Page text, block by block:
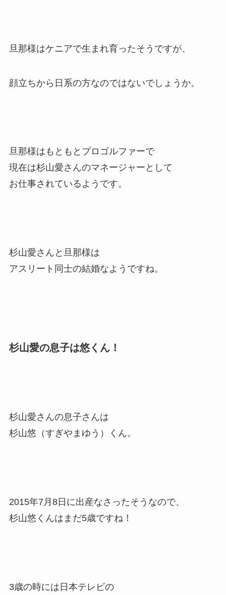
旦那様はケニアで生まれ育ったそうですが、
顔立ちから日系の方なのではないでしょうか。
旦那様はもともとプロゴルファーで
現在は杉山愛さんのマネージャーとして
お仕事されているようです。
杉山愛さんと旦那様は
アスリート同士の結婚なようですね。
杉山愛の息子は悠くん！
杉山愛さんの息子さんは
杉山悠（すぎやまゆう）くん。
2015年7月8日に出産なさったそうなので、
杉山悠くんはまだ5歳ですね！
3歳の時には日本テレビの